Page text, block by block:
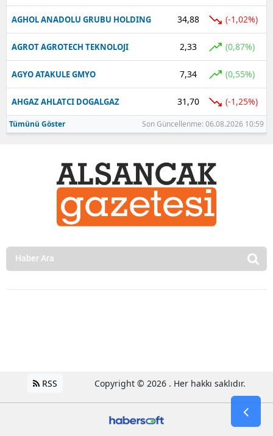
AGHOL ANADOLU GRUBU HOLDING 34,88 (-1,02%)
AGROT AGROTECH TEKNOLOJI 2,33 (0,87%)
AGYO ATAKULE GMYO 7,34 (0,55%)
AHGAZ AHLATCI DOGALGAZ 31,70 (-1,25%)
Tümünü Göster Son Güncellenme: 06.08.2026 10:59
RSS Copyright © 2026 . Her hakkı saklıdır.